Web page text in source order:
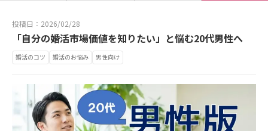
投稿日：2026/02/28
「自分の婚活市場価値を知りたい」と悩む20代男性へ
婚活のコツ 婚活のお悩み 男性向け